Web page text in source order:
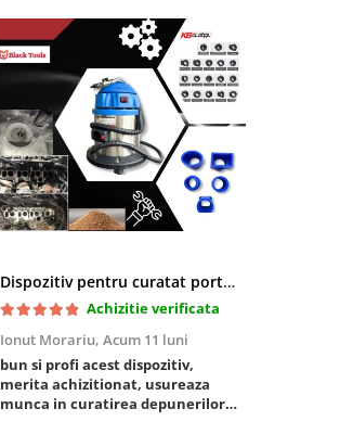
Dispozitiv pentru curatat porturi admisie si evacuare fara demontare cu coji de nuca si accesorii incluse
Achizitie verificata
Ionut Morariu, Acum 11 luni
bun si profi acest dispozitiv,
merita achizitionat, usureaza
munca in curatirea depunerilor